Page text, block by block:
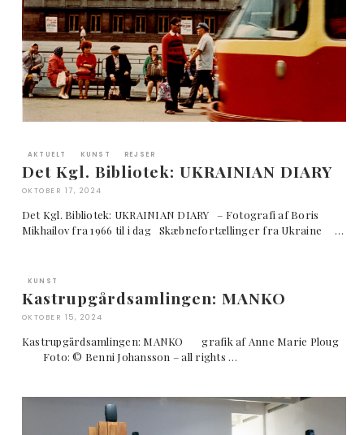
AKTUELT KUNST REJSER
Det Kgl. Bibliotek: UKRAINIAN DIARY
OKTOBER 17, 2024
Det Kgl. Bibliotek: UKRAINIAN DIARY – Fotografi af Boris
Mikhailov fra 1966 til i dag Skæbnefortællinger fra Ukraine …
KUNST
Kastrupgårdsamlingen: MANKO
OKTOBER 15, 2024
Kastrupgårdsamlingen: MANKO grafik af Anne Marie Ploug
Foto: © Benni Johansson – all rights …